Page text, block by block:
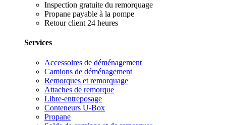
Inspection gratuite du remorquage
Propane payable à la pompe
Retour client 24 heures
Services
Accessoires de déménagement
Camions de déménagement
Remorques et remorquage
Attaches de remorque
Libre-entreposage
Conteneurs U-Box
Propane